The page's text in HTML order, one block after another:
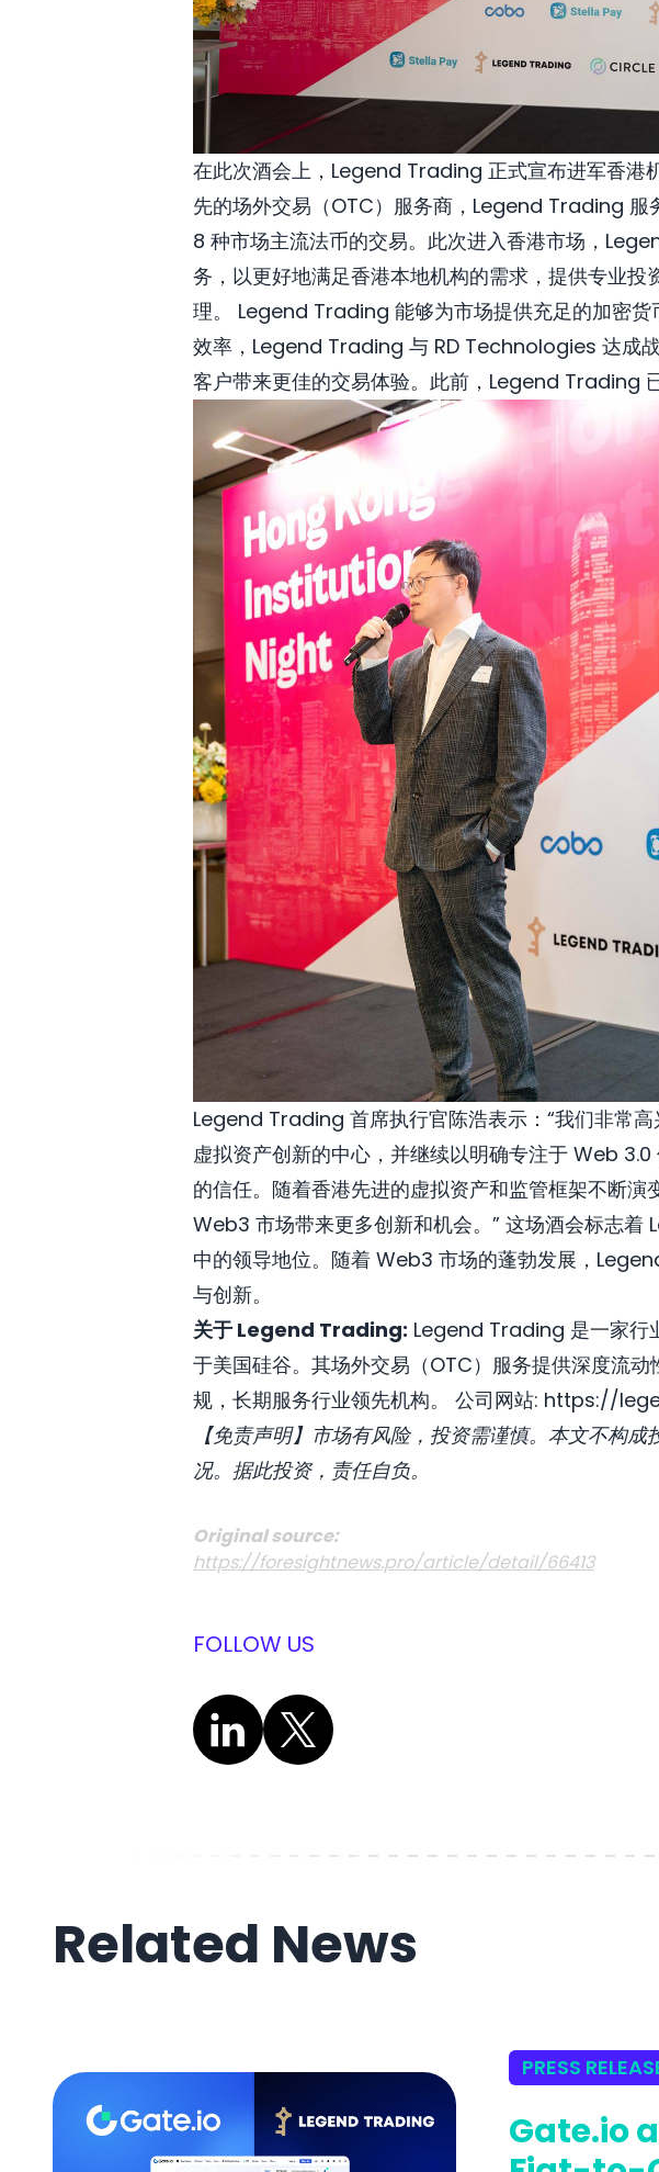
在此次酒会上，Legend Trading 正式宣布进军香港
先的场外交易（OTC）服务商，Legend Trading 服
8 种市场主流法币的交易。此次进入香港市场，
务，以更好地满足香港本地机构的需求，提供专业
理。 Legend Trading 能够为市场提供充足的加密
效率，Legend Trading 与 RD Technologies 达成
客户带来更佳的交易体验。此前，Legend Trading
Legend Trading 首席执行官陈浩表示：“我们非常
虚拟资产创新的中心，并继续以明确专注于 Web
的信任。随着香港先进的虚拟资产和监管框架不断
Web3 市场带来更多创新和机会。” 这场酒会标志
中的领导地位。随着 Web3 市场的蓬勃发展，
与创新。
关于 Legend Trading: Legend Trading 是一家行
于美国硅谷。其场外交易（OTC）服务提供深度流
规，长期服务行业领先机构。 公司网站: https://
【免责声明】市场有风险，投资需谨慎。本文不构
况。据此投资，责任自负。
Original source:
https://foresightnews.pro/article/detail/66413
FOLLOW US
Related News
PRESS
Gate.io